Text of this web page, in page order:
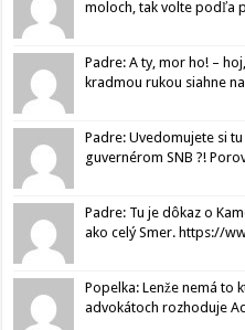
moloch, tak volte podľa
Padre: A ty, mor ho! –
kradmou rukou siahne
Padre: Uvedomujete si
guvernérom SNB ?!
Padre: Tu je dôkaz o
ako celý Smer. https://
Popelka: Lenže nemá to
advokátoch rozhoduje